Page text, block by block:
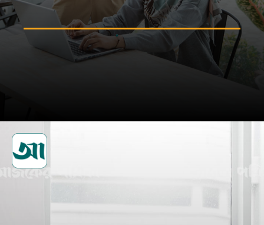
প্রযুক্তিগত দক্ষতা অর্জনের চেষ্টা
করুন